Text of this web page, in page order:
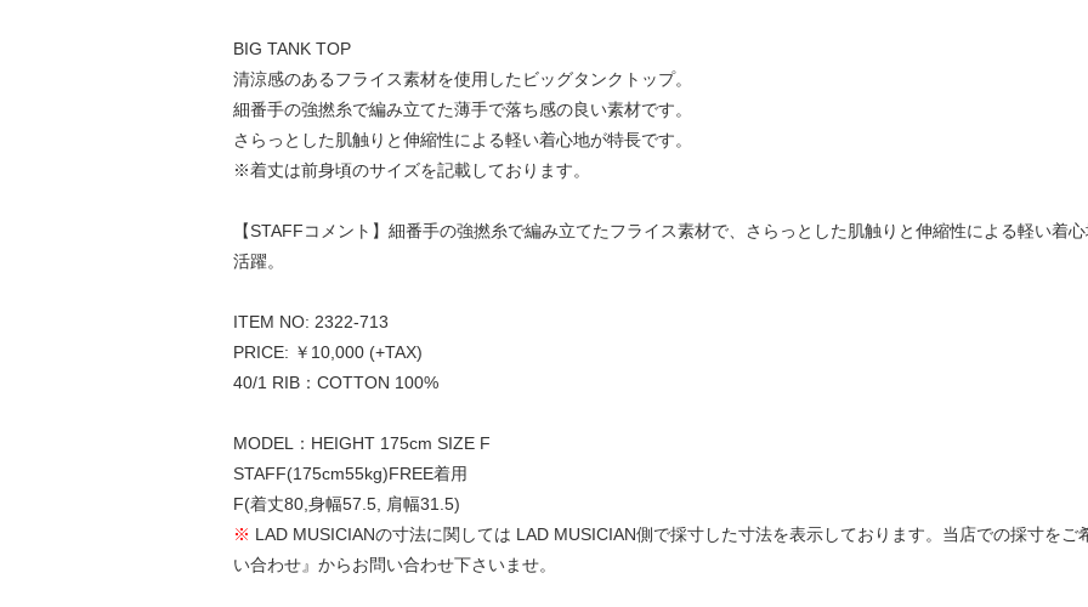
BIG TANK TOP
清涼感のあるフライス素材を使用したビッグタンクトップ。
細番手の強撚糸で編み立てた薄手で落ち感の良い素材です。
さらっとした肌触りと伸縮性による軽い着心地が特長です。
※着丈は前身頃のサイズを記載しております。
【STAFFコメント】細番手の強撚糸で編み立てたフライス素材で、さらっとした肌触りと伸縮性による軽い着
活躍。
ITEM NO: 2322-713
PRICE: ￥10,000 (+TAX)
40/1 RIB：COTTON 100%
MODEL：HEIGHT 175cm SIZE F
STAFF(175cm55kg)FREE着用
F(着丈80,身幅57.5, 肩幅31.5)
※ LAD MUSICIANの寸法に関しては LAD MUSICIAN側で採寸した寸法を表示しております。当店での採寸をご
い合わせ』からお問い合わせ下さいませ。